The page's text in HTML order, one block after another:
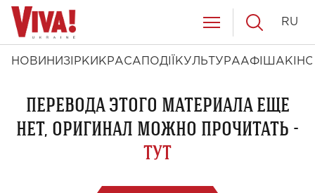
НОВИНИ ЗІРКИ КРАСА ПОДІЇ КУЛЬТУРААФІША КІНО
RU
ПЕРЕВОДА ЭТОГО МАТЕРИАЛА ЕЩЕ
НЕТ, ОРИГИНАЛ МОЖНО ПРОЧИТАТЬ -
ТУТ